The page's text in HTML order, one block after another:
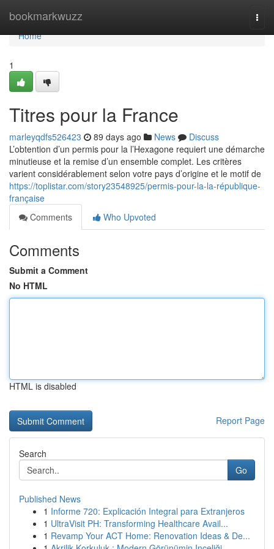
bookmarkwuzz
Home
Home
1
Titres pour la France
marleyqdfs526423 89 days ago News
Discuss
L’obtention d’un permis pour la l’Hexagone requiert une démarche
minutieuse et la remise d’un ensemble complet. Les critères
varient considérablement selon votre pays d’origine et le motif de
https://toplistar.com/story23548925/permis-pour-la-la-république-
française
Comments
Who Upvoted
Comments
Submit a Comment
No HTML
HTML is disabled
Report Page
Search
Go
Published News
1 Informe 720: Explicación Integral para Extranjeros
1 UltraVisit PH: Transforming Healthcare Avail...
1 Revamp Your ACT Home: Renovation Ideas & De...